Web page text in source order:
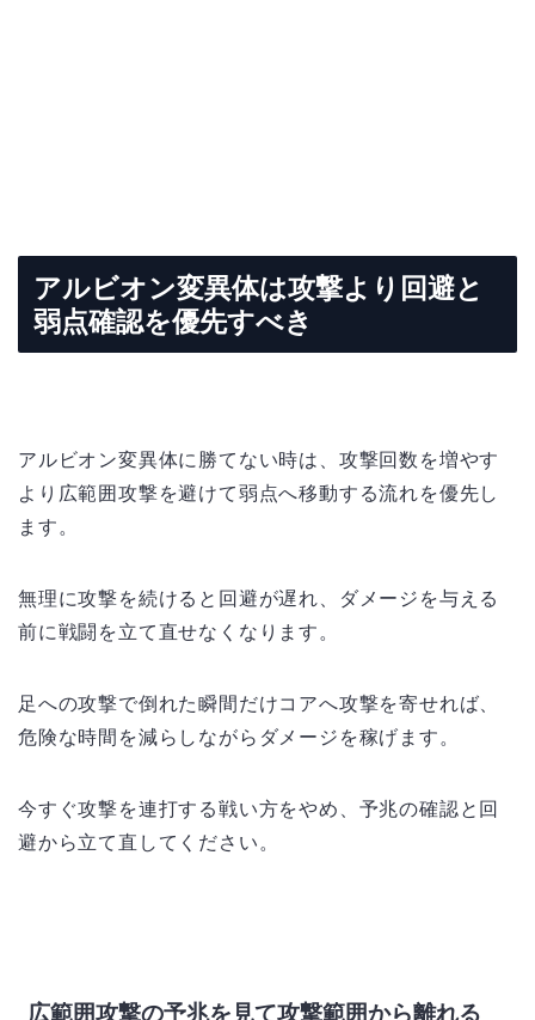
アルビオン変異体は攻撃より回避と
弱点確認を優先すべき
アルビオン変異体に勝てない時は、攻撃回数を増やす
より広範囲攻撃を避けて弱点へ移動する流れを優先し
ます。
無理に攻撃を続けると回避が遅れ、ダメージを与える
前に戦闘を立て直せなくなります。
足への攻撃で倒れた瞬間だけコアへ攻撃を寄せれば、
危険な時間を減らしながらダメージを稼げます。
今すぐ攻撃を連打する戦い方をやめ、予兆の確認と回
避から立て直してください。
広範囲攻撃の予兆を見て攻撃範囲から離れる